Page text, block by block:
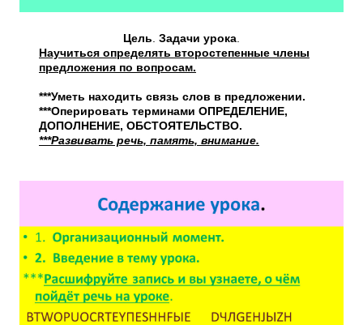
Цель Задачи урока
Научиться определять второстепенные члены
предложения по вопросам.
***Уметь находить связь слов в предложении.
***Оперировать терминами ОПРЕДЕЛЕНИЕ,
ДОПОЛНЕНИЕ, ОБСТОЯТЕЛЬСТВО.
***Развивать речь, память, внимание.